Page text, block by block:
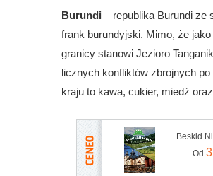
Burundi – republika Burundi ze
frank burundyjski. Mimo, że
granicy stanowi Jezioro
licznych konfliktów zbrojnych
kraju to kawa, cukier, miedź
Beskid
Od